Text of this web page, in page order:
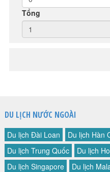
Tổng
DU LỊCH NƯỚC NGOÀI
Du lịch Đài Loan Du lịch Hàn
Du lịch Trung Quốc
Du lịch
Du lịch Singapore
Du lịch